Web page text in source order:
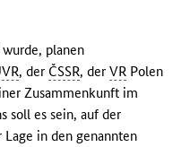
planen
, der ČSSR, derVR Polen
Zusammenkunft im
soll es sein, auf der
Lage in den genannten